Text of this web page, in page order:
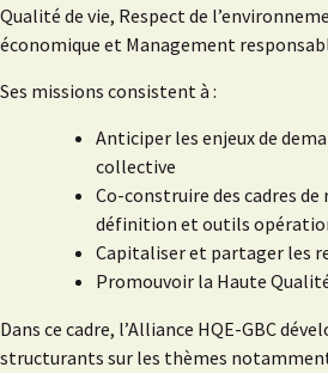
Qualité de vie, Respect de
économique et Management
Ses missions consistent à :
Anticiper les enjeux de
collective
Co-construire des cadres de
définition et outils
Capitaliser et partager les
Promouvoir la Haute
Dans ce cadre, l’Alliance HQE-GBC
structurants sur les thèmes